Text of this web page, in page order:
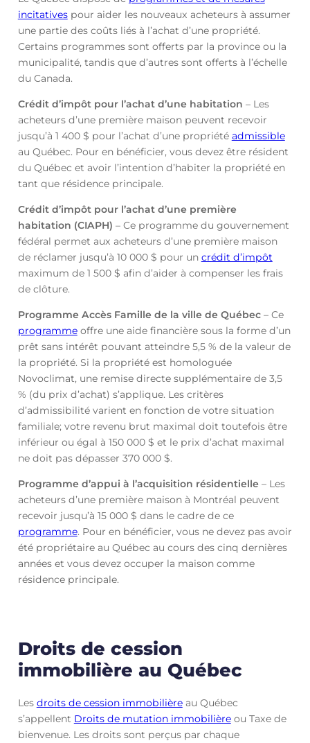
incitativespour aider les nouveaux acheteurs à assumer
une partie des coûts liés à l’achat d’une propriété.
Certains programmes sont offerts par la province ou la
municipalité, tandis que d’autres sont offerts à l’échelle
du Canada.
Crédit d’impôt pour l’achat d’une habitation – Les
acheteurs d’une première maison peuvent recevoir
jusqu’à 1 400 $ pour l’achat d’une propriété admissible
au Québec. Pour en bénéficier, vous devez être résident
du Québec et avoir l’intention d’habiter la propriété en
tant que résidence principale.
Crédit d’impôt pour l’achat d’une première
habitation (CIAPH) – Ce programme du gouvernement
fédéral permet aux acheteurs d’une première maison
de réclamer jusqu’à 10 000 $ pour un crédit d’impôt
maximum de 1 500 $ afin d’aider à compenser les frais
de clôture.
Programme Accès Famille de la ville de Québec– Ce
programmeoffre une aide financière sous la forme d’un
prêt sans intérêt pouvant atteindre 5,5 % de la valeur de
la propriété. Si la propriété est homologuée
Novoclimat, une remise directe supplémentaire de 3,5
% (du prix d’achat) s’applique. Les critères
d’admissibilité varient en fonction de votre situation
familiale; votre revenu brut maximal doit toutefois être
inférieur ou égal à 150 000 $ et le prix d’achat maximal
ne doit pas dépasser 370 000 $.
Programme d’appui à l’acquisition résidentielle – Les
acheteurs d’une première maison à Montréal peuvent
recevoir jusqu’à 15 000 $ dans le cadre de ce
programme. Pour en bénéficier, vous ne devez pas avoir
été propriétaire au Québec au cours des cinq dernières
années et vous devez occuper la maison comme
résidence principale.
Droits de cession
immobilière au Québec
Les droits de cession immobilièreau Québec
s’appellent Droits de mutation immobilièreou Taxe de
bienvenue. Les droits sont perçus par chaque